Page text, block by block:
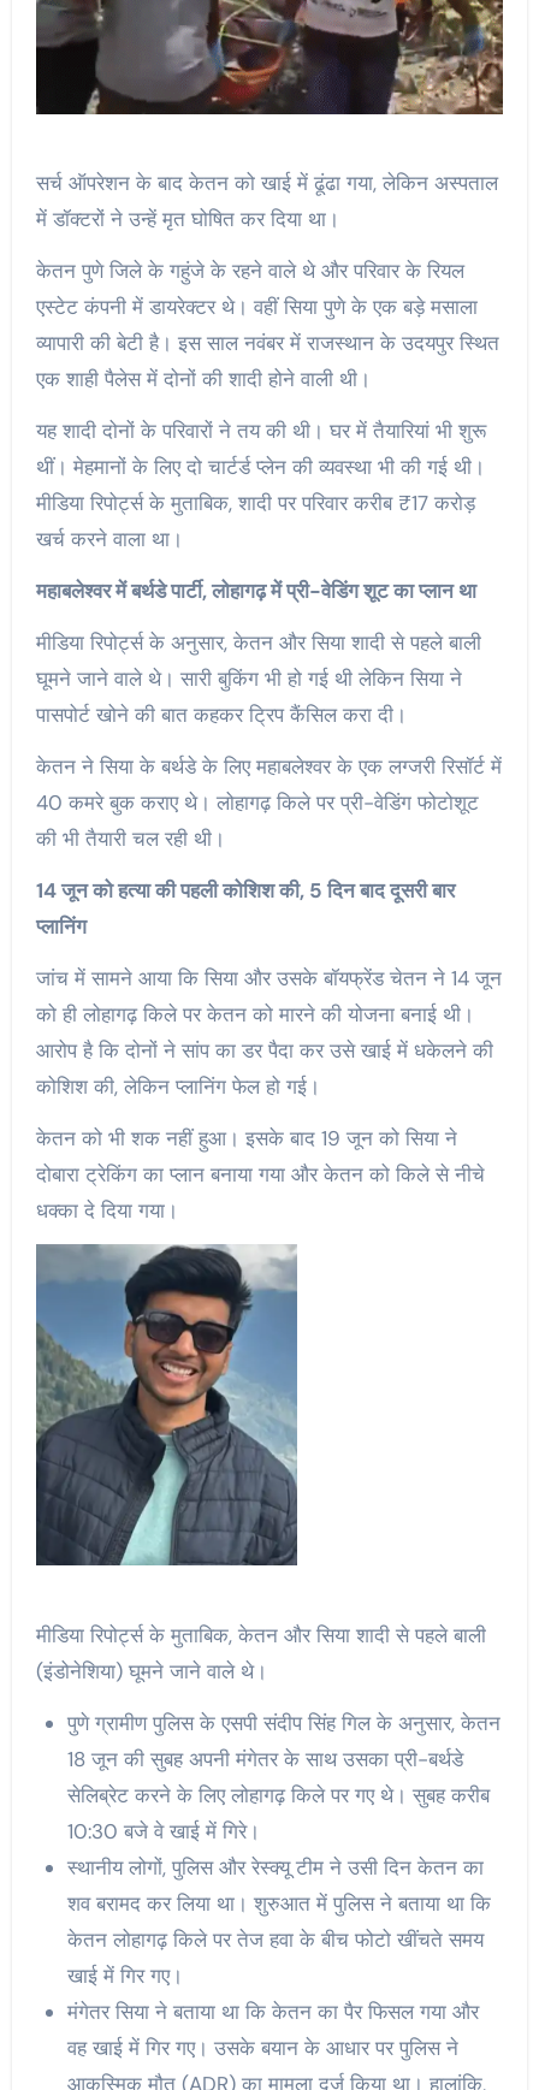
सर्च ऑपरेशन के बाद केतन को खाई में ढूंढा गया, लेकिन अस्पताल
में डॉक्टरों ने उन्हें मृत घोषित कर दिया था।
केतन पुणे जिले के गहुंजे के रहने वाले थे और परिवार के रियल
एस्टेट कंपनी में डायरेक्टर थे। वहीं सिया पुणे के एक बड़े मसाला
व्यापारी की बेटी है। इस साल नवंबर में राजस्थान के उदयपुर स्थित
एक शाही पैलेस में दोनों की शादी होने वाली थी।
यह शादी दोनों के परिवारों ने तय की थी। घर में तैयारियां भी शुरू
थीं। मेहमानों के लिए दो चार्टर्ड प्लेन की व्यवस्था भी की गई थी।
मीडिया रिपोर्ट्स के मुताबिक, शादी पर परिवार करीब ₹17 करोड़
खर्च करने वाला था।
महाबलेश्वर में बर्थडे पार्टी, लोहागढ़ में प्री-वेडिंग शूट का प्लान था
मीडिया रिपोर्ट्स के अनुसार, केतन और सिया शादी से पहले बाली
घूमने जाने वाले थे। सारी बुकिंग भी हो गई थी लेकिन सिया ने
पासपोर्ट खोने की बात कहकर ट्रिप कैंसिल करा दी।
केतन ने सिया के बर्थडे के लिए महाबलेश्वर के एक लग्जरी रिसॉर्ट में
40 कमरे बुक कराए थे। लोहागढ़ किले पर प्री-वेडिंग फोटोशूट
की भी तैयारी चल रही थी।
14 जून को हत्या की पहली कोशिश की, 5 दिन बाद दूसरी बार
प्लानिंग
जांच में सामने आया कि सिया और उसके बॉयफ्रेंड चेतन ने 14 जून
को ही लोहागढ़ किले पर केतन को मारने की योजना बनाई थी।
आरोप है कि दोनों ने सांप का डर पैदा कर उसे खाई में धकेलने की
कोशिश की, लेकिन प्लानिंग फेल हो गई।
केतन को भी शक नहीं हुआ। इसके बाद 19 जून को सिया ने
दोबारा ट्रेकिंग का प्लान बनाया गया और केतन को किले से नीचे
धक्का दे दिया गया।
मीडिया रिपोर्ट्स के मुताबिक, केतन और सिया शादी से पहले बाली
(इंडोनेशिया) घूमने जाने वाले थे।
पुणे ग्रामीण पुलिस के एसपी संदीप सिंह गिल के अनुसार, केतन
18 जून की सुबह अपनी मंगेतर के साथ उसका प्री-बर्थडे
सेलिब्रेट करने के लिए लोहागढ़ किले पर गए थे। सुबह करीब
10:30 बजे वे खाई में गिरे।
स्थानीय लोगों, पुलिस और रेस्क्यू टीम ने उसी दिन केतन का
शव बरामद कर लिया था। शुरुआत में पुलिस ने बताया था कि
केतन लोहागढ़ किले पर तेज हवा के बीच फोटो खींचते समय
खाई में गिर गए।
मंगेतर सिया ने बताया था कि केतन का पैर फिसल गया और
वह खाई में गिर गए। उसके बयान के आधार पर पुलिस ने
आकस्मिक मौत (ADR) का मामला दर्ज किया था। हालांकि,